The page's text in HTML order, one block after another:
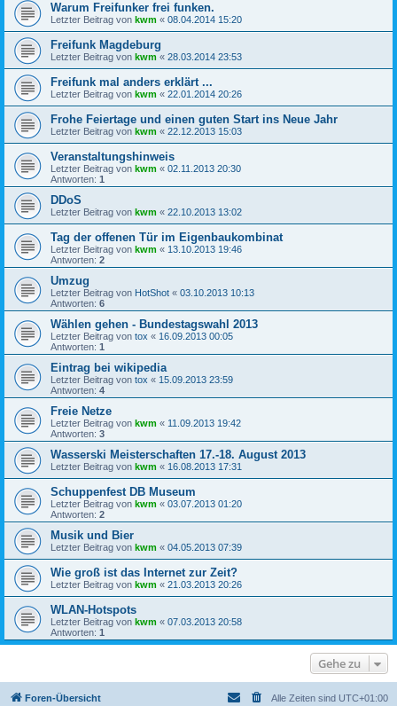
Warum Freifunker frei funken.
Letzter Beitrag von kwm « 08.04.2014 15:20
Freifunk Magdeburg
Letzter Beitrag von kwm « 28.03.2014 23:53
Freifunk mal anders erklärt ...
Letzter Beitrag von kwm « 22.01.2014 20:26
Frohe Feiertage und einen guten Start ins Neue Jahr
Letzter Beitrag von kwm « 22.12.2013 15:03
Veranstaltungshinweis
Letzter Beitrag von kwm « 02.11.2013 20:30
Antworten: 1
DDoS
Letzter Beitrag von kwm « 22.10.2013 13:02
Tag der offenen Tür im Eigenbaukombinat
Letzter Beitrag von kwm « 13.10.2013 19:46
Antworten: 2
Umzug
Letzter Beitrag von HotShot « 03.10.2013 10:13
Antworten: 6
Wählen gehen - Bundestagswahl 2013
Letzter Beitrag von tox « 16.09.2013 00:05
Antworten: 1
Eintrag bei wikipedia
Letzter Beitrag von tox « 15.09.2013 23:59
Antworten: 4
Freie Netze
Letzter Beitrag von kwm « 11.09.2013 19:42
Antworten: 3
Wasserski Meisterschaften 17.-18. August 2013
Letzter Beitrag von kwm « 16.08.2013 17:31
Schuppenfest DB Museum
Letzter Beitrag von kwm « 03.07.2013 01:20
Antworten: 2
Musik und Bier
Letzter Beitrag von kwm « 04.05.2013 07:39
Wie groß ist das Internet zur Zeit?
Letzter Beitrag von kwm « 21.03.2013 20:26
WLAN-Hotspots
Letzter Beitrag von kwm « 07.03.2013 20:58
Antworten: 1
Gehe zu
Foren-Übersicht Alle Zeiten sind UTC+01:00